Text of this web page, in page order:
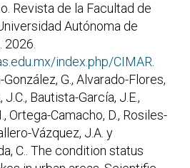
Revista de la Facultad de
Autónoma de
2026.
index.php/CIMAR.
G., Alvarado-Flores,
Bautista-García, J.E.,
Ortega-Camacho, D., Rosiles-
Vázquez, J.A. y
C.. The condition status